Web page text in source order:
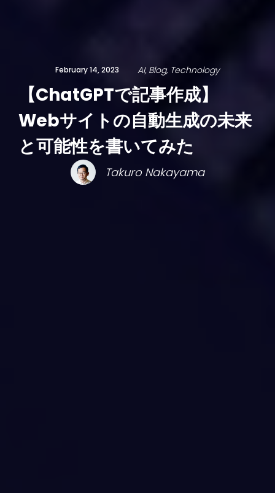
February 14, 2023 AI Blog Technology
【ChatGPTで記事作成】
Webサイトの自動生成の未来
と可能性を書いてみた
Takuro Nakayama